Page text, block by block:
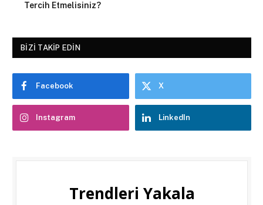
Tercih Etmelisiniz?
BIZI TAKIP EDIN
Facebook X
Instagram LinkedIn
Trendleri Yakala